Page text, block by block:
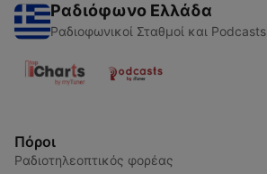
Ραδιόφωνο Ελλάδα
Ραδιοφωνικοί Σταθμοί και Podcasts
Πόροι
Ραδιοτηλεοπτικός φορέας